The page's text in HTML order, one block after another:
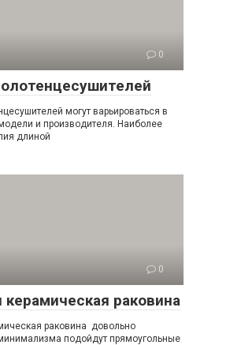
0
могут варьироваться в
и производителя. Наиболее
длиной
0
керамическая раковина
раковина довольно
подойдут прямоугольные